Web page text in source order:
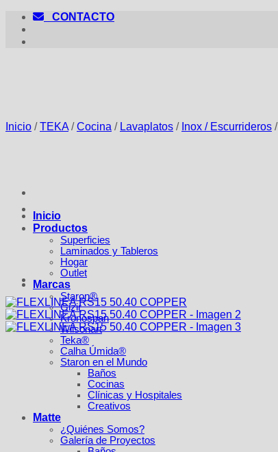
Saltar
contenido
CONTACTO
Inicio
Productos
Superficies
Laminados y Tableros
Hogar
Outlet
Marcas
Staron®
Gizir
Kronospan
Wilsonart
Teka®
Calha Úmida®
Staron en el Mundo
Baños
Cocinas
Clínicas y Hospitales
Creativos
Matte
¿Quiénes Somos?
Galería de Proyectos
Inicio / TEKA / Cocina / Lavaplatos / Inox / Escurrideros /